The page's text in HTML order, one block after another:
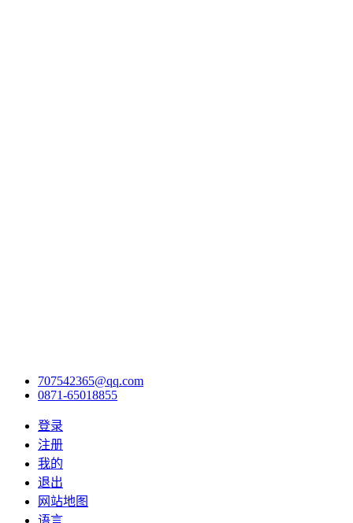
707542365@qq.com
0871-65018855
登录
注册
我的
退出
网站地图